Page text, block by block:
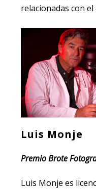
relacionadas con
Luis Monje
Premio Brote
Luis Monje es